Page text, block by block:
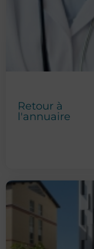
Retour à
l'annuaire